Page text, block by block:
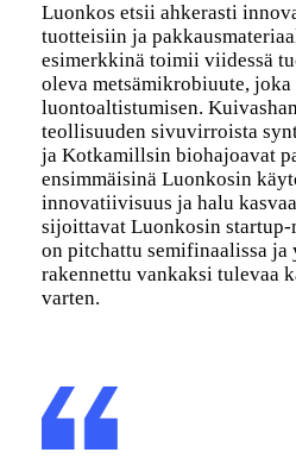
Luonkos etsii ahkerasti
tuotteisiin ja
esimerkkinä toimii viidessä
oleva metsämikrobiuute,
luontoaltistumisen.
teollisuuden sivuvirroista
ja Kotkamillsin biohajoavat
ensimmäisinä Luonkosin
innovatiivisuus ja halu
sijoittavat Luonkosin startup-
on pitchattu semifinaalissa ja
rakennettu vankaksi tulevaa
varten.